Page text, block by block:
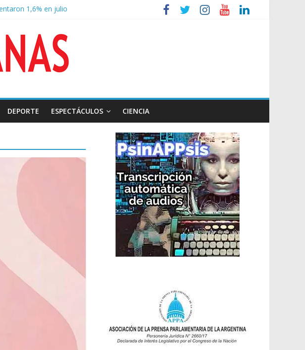
1,6% en julio
del Servicio Meteorológico
DEPORTE ESPECTÁCULOS CIENCIA